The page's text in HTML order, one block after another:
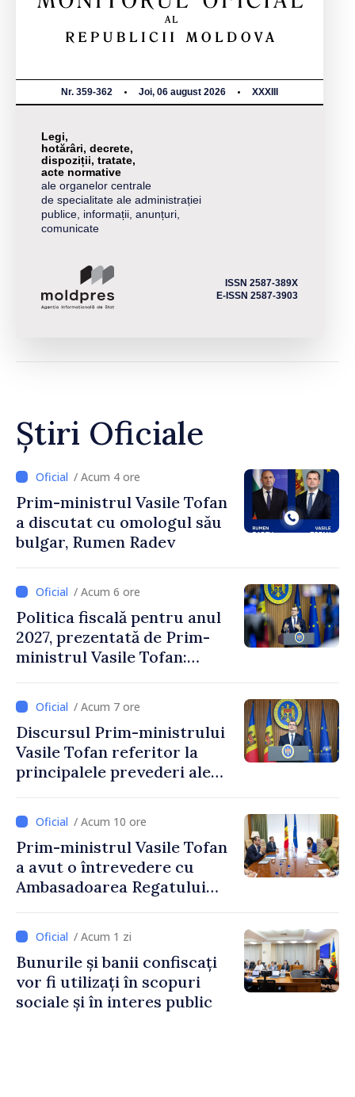
Nr. 359-362 Joi, 06 august 2026 XXXIII
Legi,
hotărâri, decrete,
dispoziții, tratate,
acte normative
ale organelor centrale
de specialitate ale administrației
publice, informații, anunțuri,
comunicate
ISSN 2587-389X
E-ISSN 2587-3903
Știri Oficiale
/ Acum 4 ore
Prim-ministrul Vasile Tofan
a discutat cu omologul său
bulgar, Rumen Radev
/ Acum 6 ore
Politica fiscală pentru anul
2027, prezentată de Prim-
ministrul Vasile Tofan:
stimularea investițiilor și o
taxare mai echitabilă
/ Acum 7 ore
Discursul Prim-ministrului
Vasile Tofan referitor la
principalele prevederi ale
2027
/ Acum 10 ore
Prim-ministrul Vasile Tofan
a avut o întrevedere cu
Ambasadoarea Regatului
Irlandei de Nord, Fern
Horine / Acum 1 zi
Bunurile și banii confiscați
vor fi utilizați în scopuri
sociale și în interes public